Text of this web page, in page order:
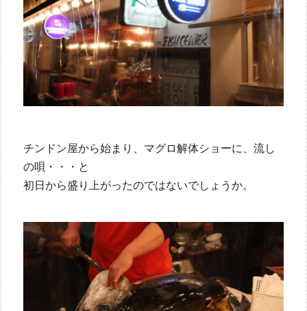
チンドン屋から始まり、マグロ解体ショーに、流し
の唄・・・と
初日から盛り上がったのではないでしょうか。